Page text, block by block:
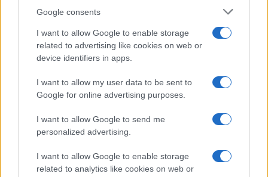
Google consents
I want to allow Google to enable storage
related to advertising like cookies on web or
device identifiers in apps.
I want to allow my user data to be sent to
Google for online advertising purposes.
I want to allow Google to send me
personalized advertising.
I want to allow Google to enable storage
related to analytics like cookies on web or
situazione malavitosa di Milano. Fino a due anni
fa, col governo dei compari, non lo diceva, e
anche questo processo di deresponsabilizzazione
strategica è opera del conformismo indotto da
elettrica: la hanno imposta ma il mercato, cioè
stanno rinunciando tutti ma chi li quantifica i costi
di un abbaglio durato dieci, quindici anni? Ed è
tutto così. Però ce ne vuole di più, siamo alla
politica esoterica, fatale. La Ue è nata come